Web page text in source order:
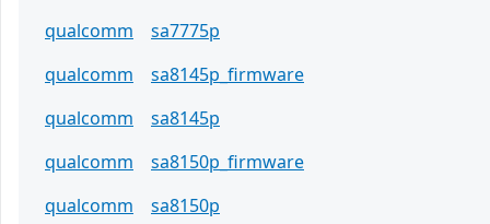
qualcomm
sa7775p
qualcomm
sa8145p_firmware
qualcomm
sa8145p
qualcomm
sa8150p_firmware
qualcomm
sa8150p